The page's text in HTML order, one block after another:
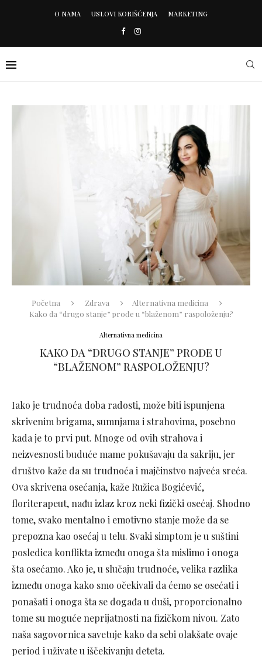
O NAMA USLOVI KORIŠĆENJA MARKETING
Početna Zdrava
Alternativna medicina
Kako da “drugo stanje” prođe u “blaženom” raspoloženju?
Alternativna medicina
KAKO DA “DRUGO STANJE” PROĐE U
“BLAŽENOM” RASPOLOŽENJU?
Iako je trudnoća doba radosti, može biti ispunjena
skrivenim brigama, sumnjama i strahovima, posebno
kada je to prvi put. Mnoge od ovih strahova i
neizvesnosti buduće mame pokušavaju da sakriju, jer
društvo kaže da su trudnoća i majčinstvo najveća sreća.
Ova skrivena osećanja, kaže Ružica Bogićević,
floriterapeut, nađu izlaz kroz neki fizički osećaj. Shodno
tome, svako mentalno i emotivno stanje može da se
prepozna kao osećaj u telu. Svaki simptom je u suštini
posledica konflikta između onoga šta mislimo i onoga
šta osećamo. Ako je, u slučaju trudnoće, velika razlika
između onoga kako smo očekivali da ćemo se osećati i
ponašati i onoga šta se događa u duši, proporcionalno
tome su moguće neprijatnosti na fizičkom nivou. Zato
naša sagovornica savetuje kako da sebi olakšate ovaje
period i uživate u iščekivanju deteta.